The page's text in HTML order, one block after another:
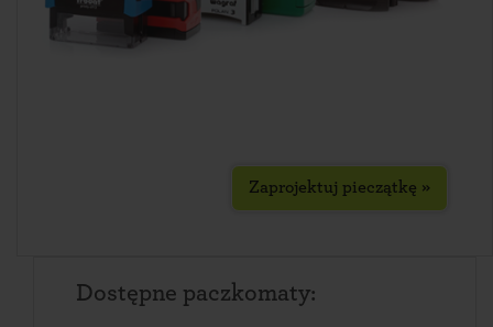
Zaprojektuj pieczątkę »
Dostępne paczkomaty: